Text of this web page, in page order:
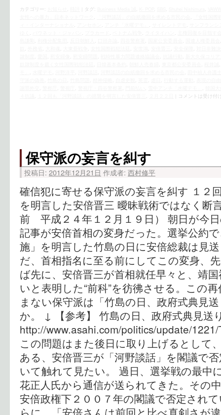
カテゴリー: , タグ: , , , ,
, ,
, , , ,
, , , , ,
, , , , , ,
, , , , , , , ,
, , , , , ,
, , , ,
, , , , ,
, , , , , , , ,
, , , , , ,
, , コメントは受け付
保守派の妄言を糾す
投稿日: 2012年12月21日 作成者: 西村修平
確信犯に寄せる保守派の妄言を糾す １２
を明言した安倍晋三 曖昧戦術ではなく断
前 平成２４年１２月１９日） 朝日が今
記事が安倍首相の変身だった。選挙公約
施」を明言した竹島の日に安倍総裁は見
だ、首相指名に至る前にしてこの変身、
ば先に、安倍晋三が首相就任早々と、靖
いと表明した“前科”を彷彿させる。この
まない保守派は「竹島の日、政府式典見
か。 ↓ 【参考】 竹島の日、政府式典見
http://www.asahi.com/politics/update/
この問題はまた後日に取り上げるとして
ある、安倍晋三が「河野談話」を閣議で
いて触れて見たい。 過日、選挙戦の最中
花正人氏から通信が送られてきた。その
安倍政権下２００７年の閣議で否定され
らに、「安倍さんは前回と比べ真剣さが